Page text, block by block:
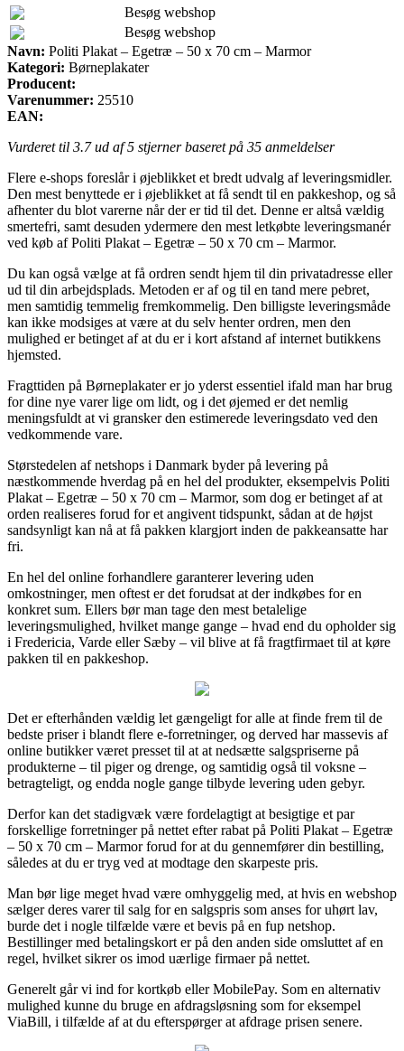
Besøg webshop
Besøg webshop
Navn: Politi Plakat – Egetræ – 50 x 70 cm – Marmor
Kategori: Børneplakater
Producent:
Varenummer: 25510
EAN:
Vurderet til 3.7ud af 5 stjerner baseret på 35 anmeldelser
Flere e-shops foreslår i øjeblikket et bredt udvalg af leveringsmidler.
Den mest benyttede er i øjeblikket at få sendt til en pakkeshop, og så
afhenter du blot varerne når der er tid til det. Denne er altså vældig
smertefri, samt desuden ydermere den mest letkøbte leveringsmanér
ved køb af Politi Plakat – Egetræ – 50 x 70 cm – Marmor.
Du kan også vælge at få ordren sendt hjem til din privatadresse eller
ud til din arbejdsplads. Metoden er af og til en tand mere pebret,
men samtidig temmelig fremkommelig. Den billigste leveringsmåde
kan ikke modsiges at være at du selv henter ordren, men den
mulighed er betinget af at du er i kort afstand af internet butikkens
hjemsted.
Fragttiden på Børneplakater er jo yderst essentiel ifald man har brug
for dine nye varer lige om lidt, og i det øjemed er det nemlig
meningsfuldt at vi gransker den estimerede leveringsdato ved den
vedkommende vare.
Størstedelen af netshops i Danmark byder på levering på
næstkommende hverdag på en hel del produkter, eksempelvis Politi
Plakat – Egetræ – 50 x 70 cm – Marmor, som dog er betinget af at
orden realiseres forud for et angivent tidspunkt, sådan at de højst
sandsynligt kan nå at få pakken klargjort inden de pakkeansatte har
fri.
En hel del online forhandlere garanterer levering uden
omkostninger, men oftest er det forudsat at der indkøbes for en
konkret sum. Ellers bør man tage den mest betalelige
leveringsmulighed, hvilket mange gange – hvad end du opholder sig
i Fredericia, Varde eller Sæby – vil blive at få fragtfirmaet til at køre
pakken til en pakkeshop.
Det er efterhånden vældig let gængeligt for alle at finde frem til de
bedste priser i blandt flere e-forretninger, og derved har massevis af
online butikker været presset til at at nedsætte salgspriserne på
produkterne – til piger og drenge, og samtidig også til voksne –
betragteligt, og endda nogle gange tilbyde levering uden gebyr.
Derfor kan det stadigvæk være fordelagtigt at besigtige et par
forskellige forretninger på nettet efter rabat på Politi Plakat – Egetræ
– 50 x 70 cm – Marmor forud for at du gennemfører din bestilling,
således at du er tryg ved at modtage den skarpeste pris.
Man bør lige meget hvad være omhyggelig med, at hvis en webshop
sælger deres varer til salg for en salgspris som anses for uhørt lav,
burde det i nogle tilfælde være et bevis på en fup netshop.
Bestillinger med betalingskort er på den anden side omsluttet af en
regel, hvilket sikrer os imod uærlige firmaer på nettet.
Generelt går vi ind for kortkøb eller MobilePay. Som en alternativ
mulighed kunne du bruge en afdragsløsning som for eksempel
ViaBill, i tilfælde af at du efterspørger at afdrage prisen senere.